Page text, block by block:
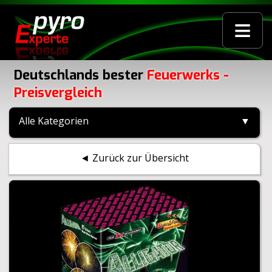
≡
Deutschlands bester Feuerwerks -
Preisvergleich
Alle Kategorien ▼
◄ Zurück zur Übersicht